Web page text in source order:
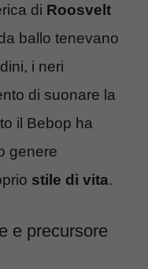
di Roosvelt
ballo tenevano
i neri
di suonare la
il Bebop ha
genere
stile di vita.
e precursore